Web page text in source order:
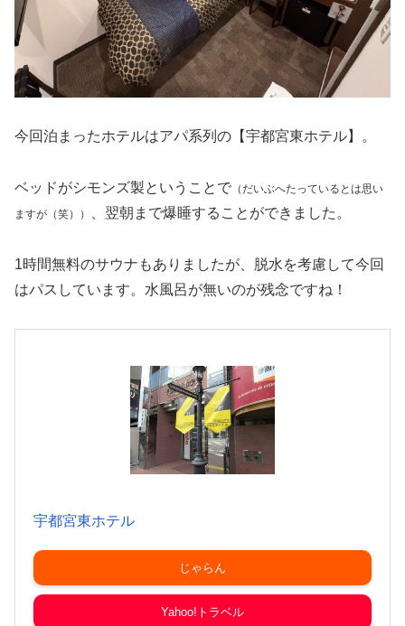
今回泊まったホテルはアパ系列の【宇都宮東ホテル】。
ベッドがシモンズ製ということで （だいぶへたっているとは思い
ますが（笑））
、翌朝まで爆睡することができました。
1時間無料のサウナもありましたが、脱水を考慮して今回
はパスしています。水風呂が無いのが残念ですね！
宇都宮東ホテル
じゃらん
Yahoo!トラベル